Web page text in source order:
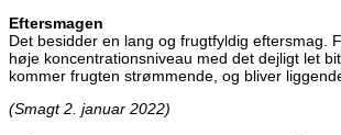
Eftersmagen
Det besidder en lang og frugtfyldig eftersmag.
høje koncentrationsniveau med det dejligt let
kommer frugten strømmende, og bliver
(Smagt 2. januar 2022)